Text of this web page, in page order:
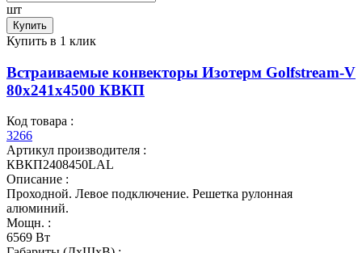
шт
Купить
Купить в 1 клик
Встраиваемые конвекторы Изотерм Golfstream-V
80x241x4500 КВКП
Код товара :
3266
Артикул производителя :
КВКП2408450LAL
Описание :
Проходной. Левое подключение. Решетка рулонная
алюминий.
Мощн. :
6569 Вт